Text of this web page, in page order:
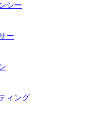
シー
ー
ィング